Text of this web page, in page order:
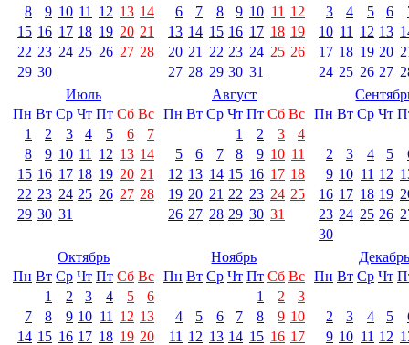
8
9 10 11 12 13 14
15 16 17 18 19 20 21
22 23 24 25 26 27 28
29 30
6
7 8 9 10 11 12
13 14 15 16 17 18 19
20 21 22 23 24 25 26
27 28 29 30 31
3 4 5 6
10 11 12 13
17 18 19 20
24 25 26 27
Июль
Пн Вт Ср Чт Пт Сб Вс
1
2 3 4 5 6
7
8
9 10 11 12 13 14
15 16 17 18 19 20 21
22 23 24 25 26 27 28
29 30 31
Август
Пн Вт Ср Чт Пт Сб Вс
1
2 3
4
5
6 7 8 9 10 11
12 13 14 15 16 17 18
19 20 21 22 23 24 25
26 27 28 29 30 31
Пн Вт Ср Чт
2 3 4 5
9 10 11 12
16 17 18 19
23 24 25 26
30
Октябрь
Пн Вт Ср Чт Пт Сб Вс
1
2 3 4 5
6
7
8 9 10 11 12 13
14 15 16 17 18 19 20
Ноябрь
Пн Вт Ср Чт Пт Сб Вс
1
2
3
4
5 6 7 8 9 10
11 12 13 14 15 16 17
Пн Вт Ср Чт
2 3 4 5
9 10 11 12